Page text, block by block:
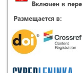
Включен в
Размещается в: